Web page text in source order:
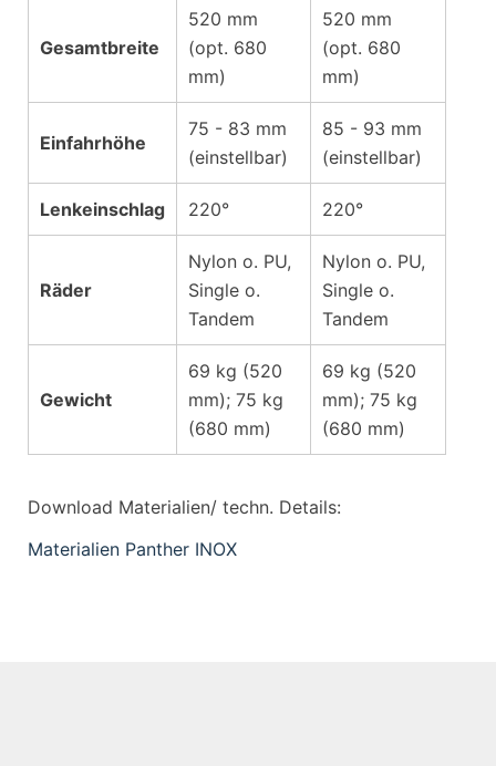
Gesamtbreite
520 mm
(opt. 680
mm)
520 mm
(opt. 680
mm)
Einfahrhöhe
75 - 83 mm
(einstellbar)
85 - 93 mm
(einstellbar)
Lenkeinschlag 220° 220°
Räder
Nylon o. PU,
Single o.
Tandem
Nylon o. PU,
Single o.
Tandem
Gewicht
69 kg (520
mm); 75 kg
(680 mm)
69 kg (520
mm); 75 kg
(680 mm)
Download Materialien/ techn. Details:
Materialien Panther INOX